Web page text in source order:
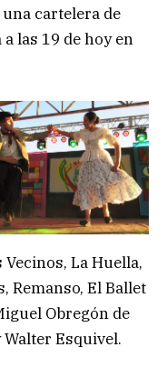
cartelera de
las 19 de hoy en
La Huella,
Remanso, El Ballet
Obregón de
Esquivel.